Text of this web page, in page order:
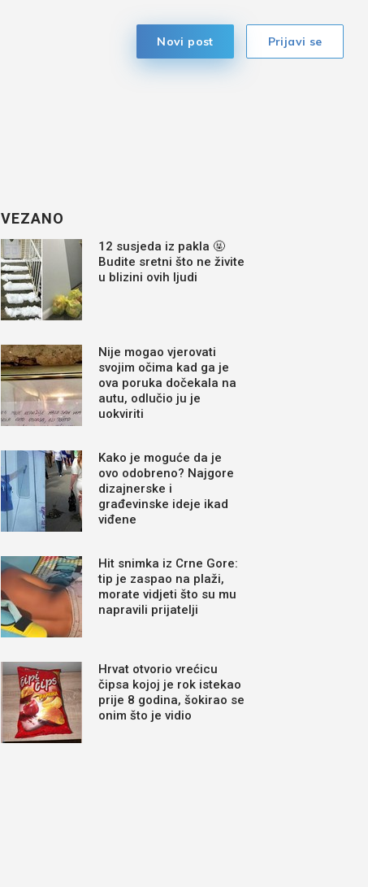
Prijavi se
Novi post
VEZANO
12 susjeda iz pakla 🤬
Budite sretni što ne živite
u blizini ovih ljudi
Nije mogao vjerovati
svojim očima kad ga je
ova poruka dočekala na
autu, odlučio ju je
uokviriti
Kako je moguće da je
ovo odobreno? Najgore
dizajnerske i
građevinske ideje ikad
viđene
Hit snimka iz Crne Gore:
tip je zaspao na plaži,
morate vidjeti što su mu
napravili prijatelji
Hrvat otvorio vrećicu
čipsa kojoj je rok istekao
prije 8 godina, šokirao se
onim što je vidio